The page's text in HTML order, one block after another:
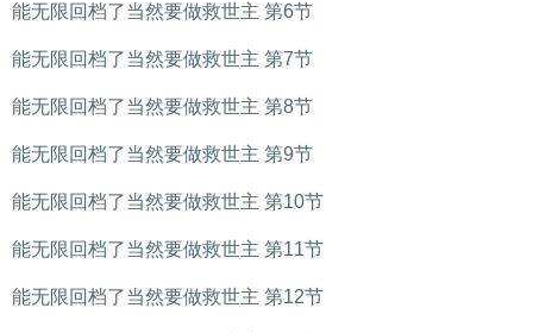
能无限回档了当然要做救世主 第6节
能无限回档了当然要做救世主 第7节
能无限回档了当然要做救世主 第8节
能无限回档了当然要做救世主 第9节
能无限回档了当然要做救世主 第10节
能无限回档了当然要做救世主 第11节
能无限回档了当然要做救世主 第12节